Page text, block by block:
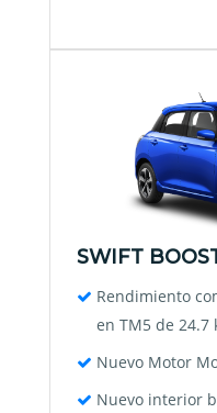
SWIFT
Rendimiento
en TM5 de 24.7
Nuevo Motor
Nuevo interior